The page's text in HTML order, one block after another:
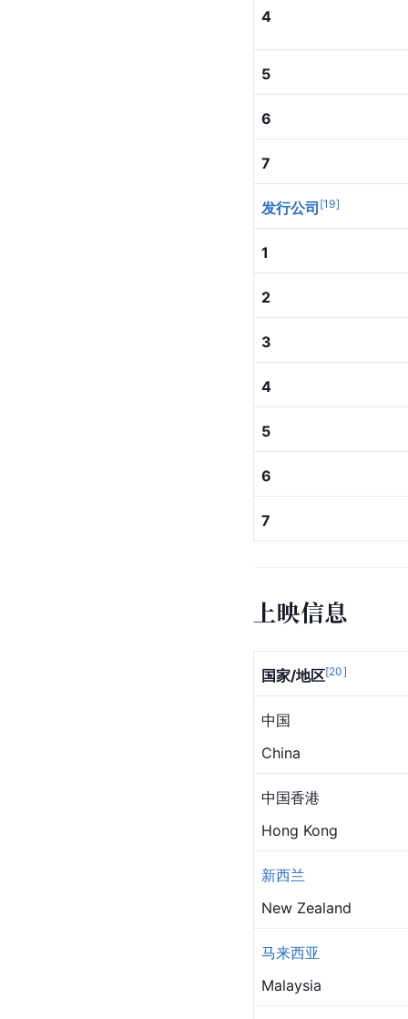
4
5
6
7
发行公司 [19]
1
2
3
4
5
6
7
上映信息
国家/地区[20]
中国
China
中国香港
Hong Kong
新西兰
New Zealand
马来西亚
Malaysia